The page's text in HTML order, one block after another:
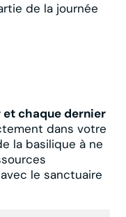
de la journée
chaque dernier
dans votre
la basilique à ne
le sanctuaire